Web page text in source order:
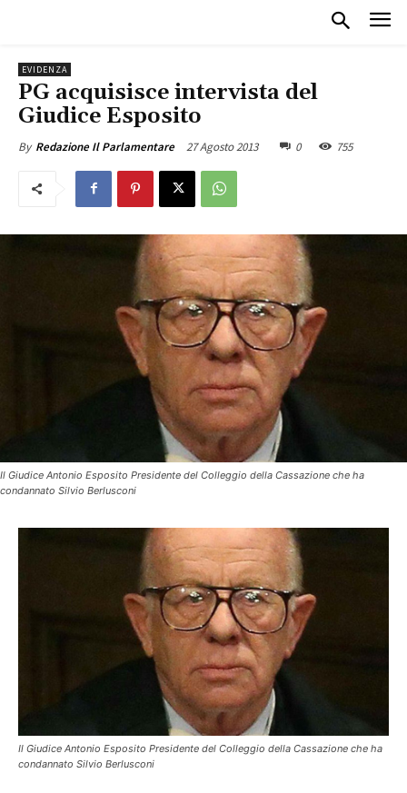
EVIDENZA
PG acquisisce intervista del
Giudice Esposito
By Redazione Il Parlamentare 27 Agosto 2013 0 755
Il Giudice Antonio Esposito Presidente del Colleggio della Cassazione che ha
condannato Silvio Berlusconi
Il Giudice Antonio Esposito Presidente del Colleggio della Cassazione che ha
condannato Silvio Berlusconi